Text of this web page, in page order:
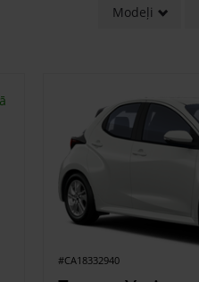
Modeļi
#CA18332940